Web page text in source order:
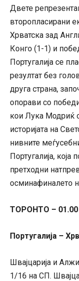
Двете
второпласирани
Хрватска зад
Конго (1-1) и
Португалија се
резултат без
друга страна,
опорави со
кои Лука Модриќ
историјата на
нивните
Португалија,
претходни
осминафиналето
ТОРОНТО – 01.00
Португалија –
Швајцарија и
1/16 на СП.